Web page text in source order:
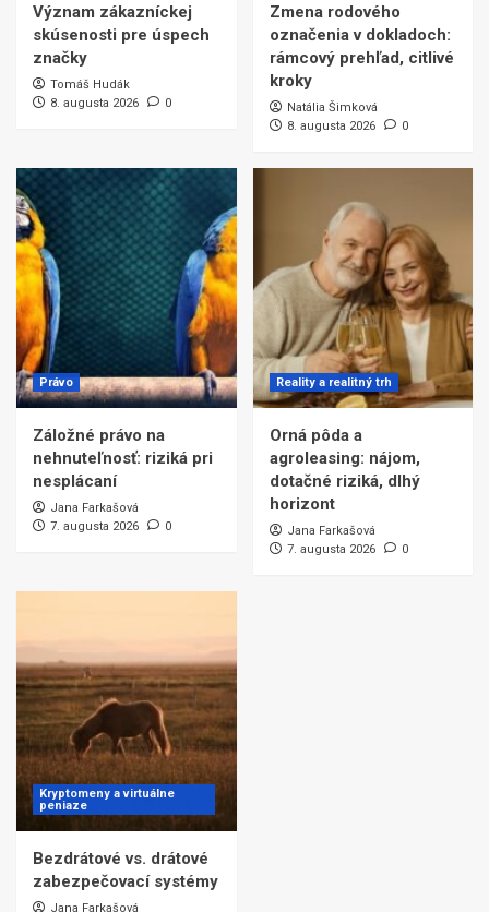
Význam zákazníckej
skúsenosti pre úspech
značky
Tomáš Hudák
8. augusta 2026
0
Zmena rodového
označenia v dokladoch:
rámcový prehľad, citlivé
kroky
Natália Šimková
8. augusta 2026
0
Právo
Záložné právo na
nehnuteľnosť: riziká pri
nesplácaní
Jana Farkašová
7. augusta 2026
0
Reality a realitný trh
Orná pôda a
agroleasing: nájom,
dotačné riziká, dlhý
horizont
Jana Farkašová
7. augusta 2026
0
Kryptomeny a virtuálne
peniaze
Bezdrátové vs. drátové
zabezpečovací systémy
Jana Farkašová